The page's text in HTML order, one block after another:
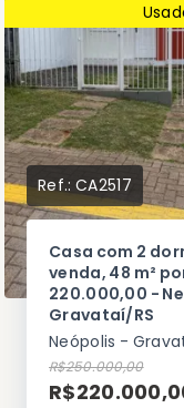
Ref.:CA2517
Casa com 2
venda, 48 m²
220.000,00 -
Gravataí/RS
Neópolis -
R$250.000,00